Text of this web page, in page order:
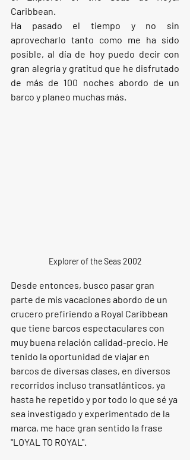
Caribbean.
Ha pasado el tiempo y no sin
aprovecharlo tanto como me ha sido
posible, al día de hoy puedo decir con
gran alegría y gratitud que he disfrutado
de más de 100 noches abordo de un
barco y planeo muchas más.
Explorer of the Seas 2002
Desde entonces, busco pasar gran
parte de mis vacaciones abordo de un
crucero prefiriendo a Royal Caribbean
que tiene barcos espectaculares con
muy buena relación calidad-precio. He
tenido la oportunidad de viajar en
barcos de diversas clases, en diversos
recorridos incluso transatlánticos, ya
hasta he repetido y por todo lo que sé ya
sea investigado y experimentado de la
marca, me hace gran sentido la frase
"LOYAL TO ROYAL".